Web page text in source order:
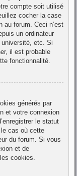
compte soit utilisé
cocher la case
au forum. Ceci n’est
un ordinateur
etc. Si
il est probable
fonctionnalité.
générés par
et votre connexion
le statut
cas où cette
du forum. Si vous
et de
cookies.